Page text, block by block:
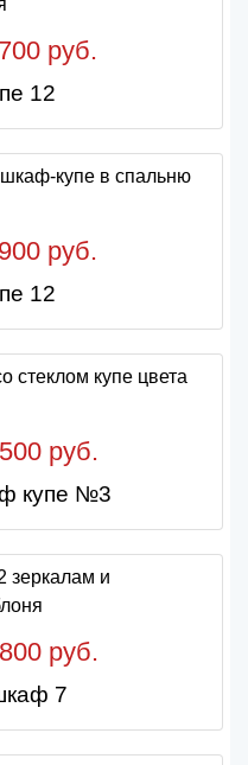
руб.
12
руб.
12
руб.
купе №3
руб.
7